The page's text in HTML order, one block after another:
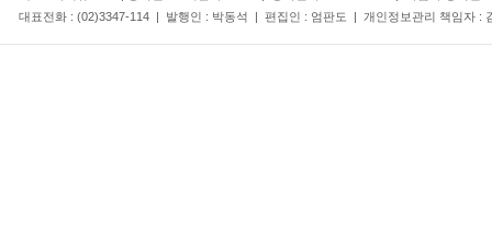
대표전화 : (02)3347-114 | 발행인 : 박동석 | 편집인 : 엄판도 | 개인정보관리 책임자 :